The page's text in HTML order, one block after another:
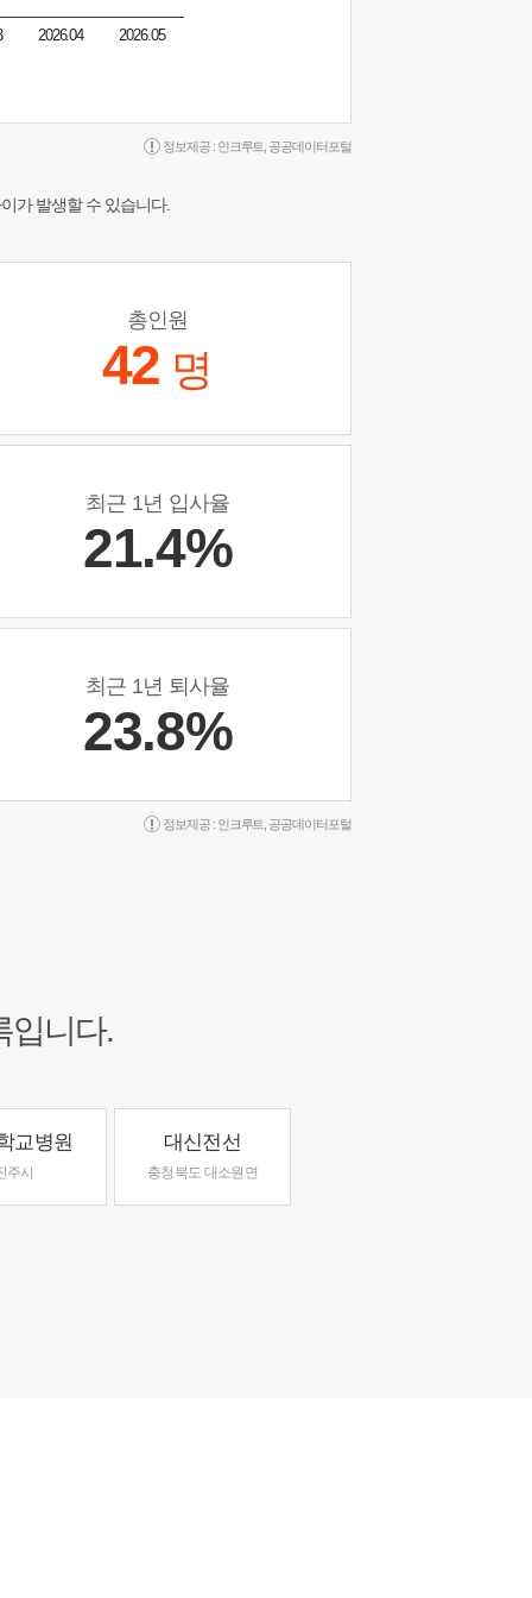
2026.04 2026.05
정보제공 : 인크루트 공공데이터포털
가 발생할 수 있습니다.
총인원
42 명
최근 1년 입사율
21.4%
최근 1년 퇴사율
23.8%
정보제공 : 인크루트 공공데이터포털
입니다.
교병원
주시
대신전선
충청북도 대소원면